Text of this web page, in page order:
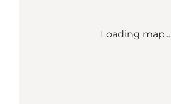
Loading map...